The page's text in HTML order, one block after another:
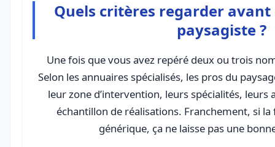
Quels critères regarder
paysagiste ?
Une fois que vous avez repéré deux ou trois
Selon les annuaires spécialisés, les pros du
leur zone d’intervention, leurs spécialités, leurs
échantillon de réalisations. Franchement, si
générique, ça ne laisse pas une